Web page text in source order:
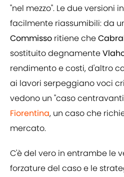
"nel mezzo". Le due versioni
facilmente riassumibili: da
Commisso ritiene che
sostituito degnamente
rendimento e costi, d'altro
ai lavori serpeggiano voci
vedono un "caso
Fiorentina, un caso che
mercato.
C'è del vero in entrambe le
forzature del caso e le